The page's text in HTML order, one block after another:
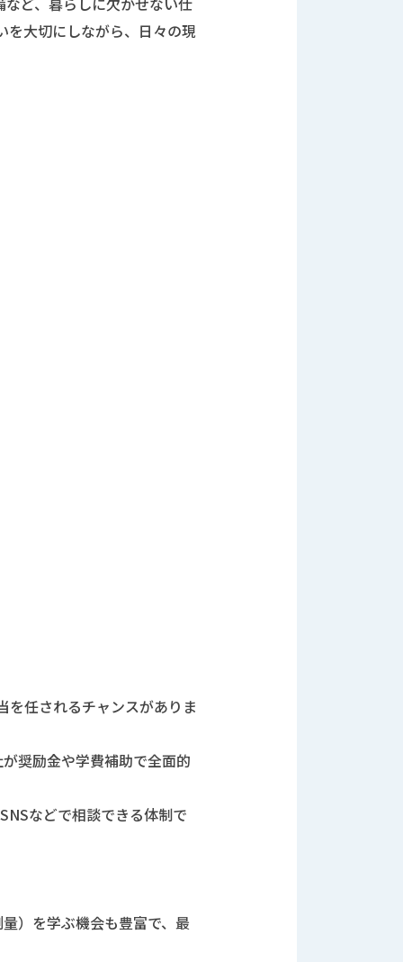
を大切にしながら、日々の現
任されるチャンスがありま
奨励金や学費補助で全面的
などで相談できる体制で
）を学ぶ機会も豊富で、最